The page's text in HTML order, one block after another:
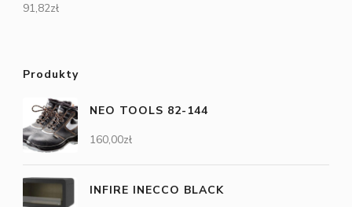
91,82zł
Produkty
NEO TOOLS 82-144
160,00zł
INFIRE INECCO BLACK